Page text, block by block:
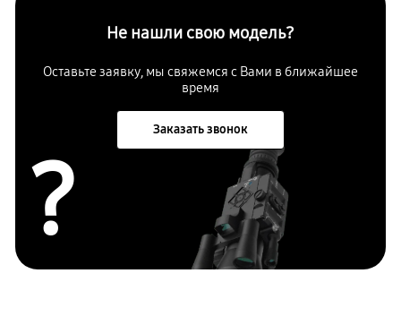
Не нашли свою модель?
Оставьте заявку, мы свяжемся с Вами в ближайшее
время
Заказать звонок
?